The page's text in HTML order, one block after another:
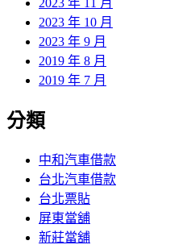
2023 年 11 月
2023 年 10 月
2023 年 9 月
2019 年 8 月
2019 年 7 月
分類
中和汽車借款
台北汽車借款
台北票貼
屏東當舖
新莊當舖